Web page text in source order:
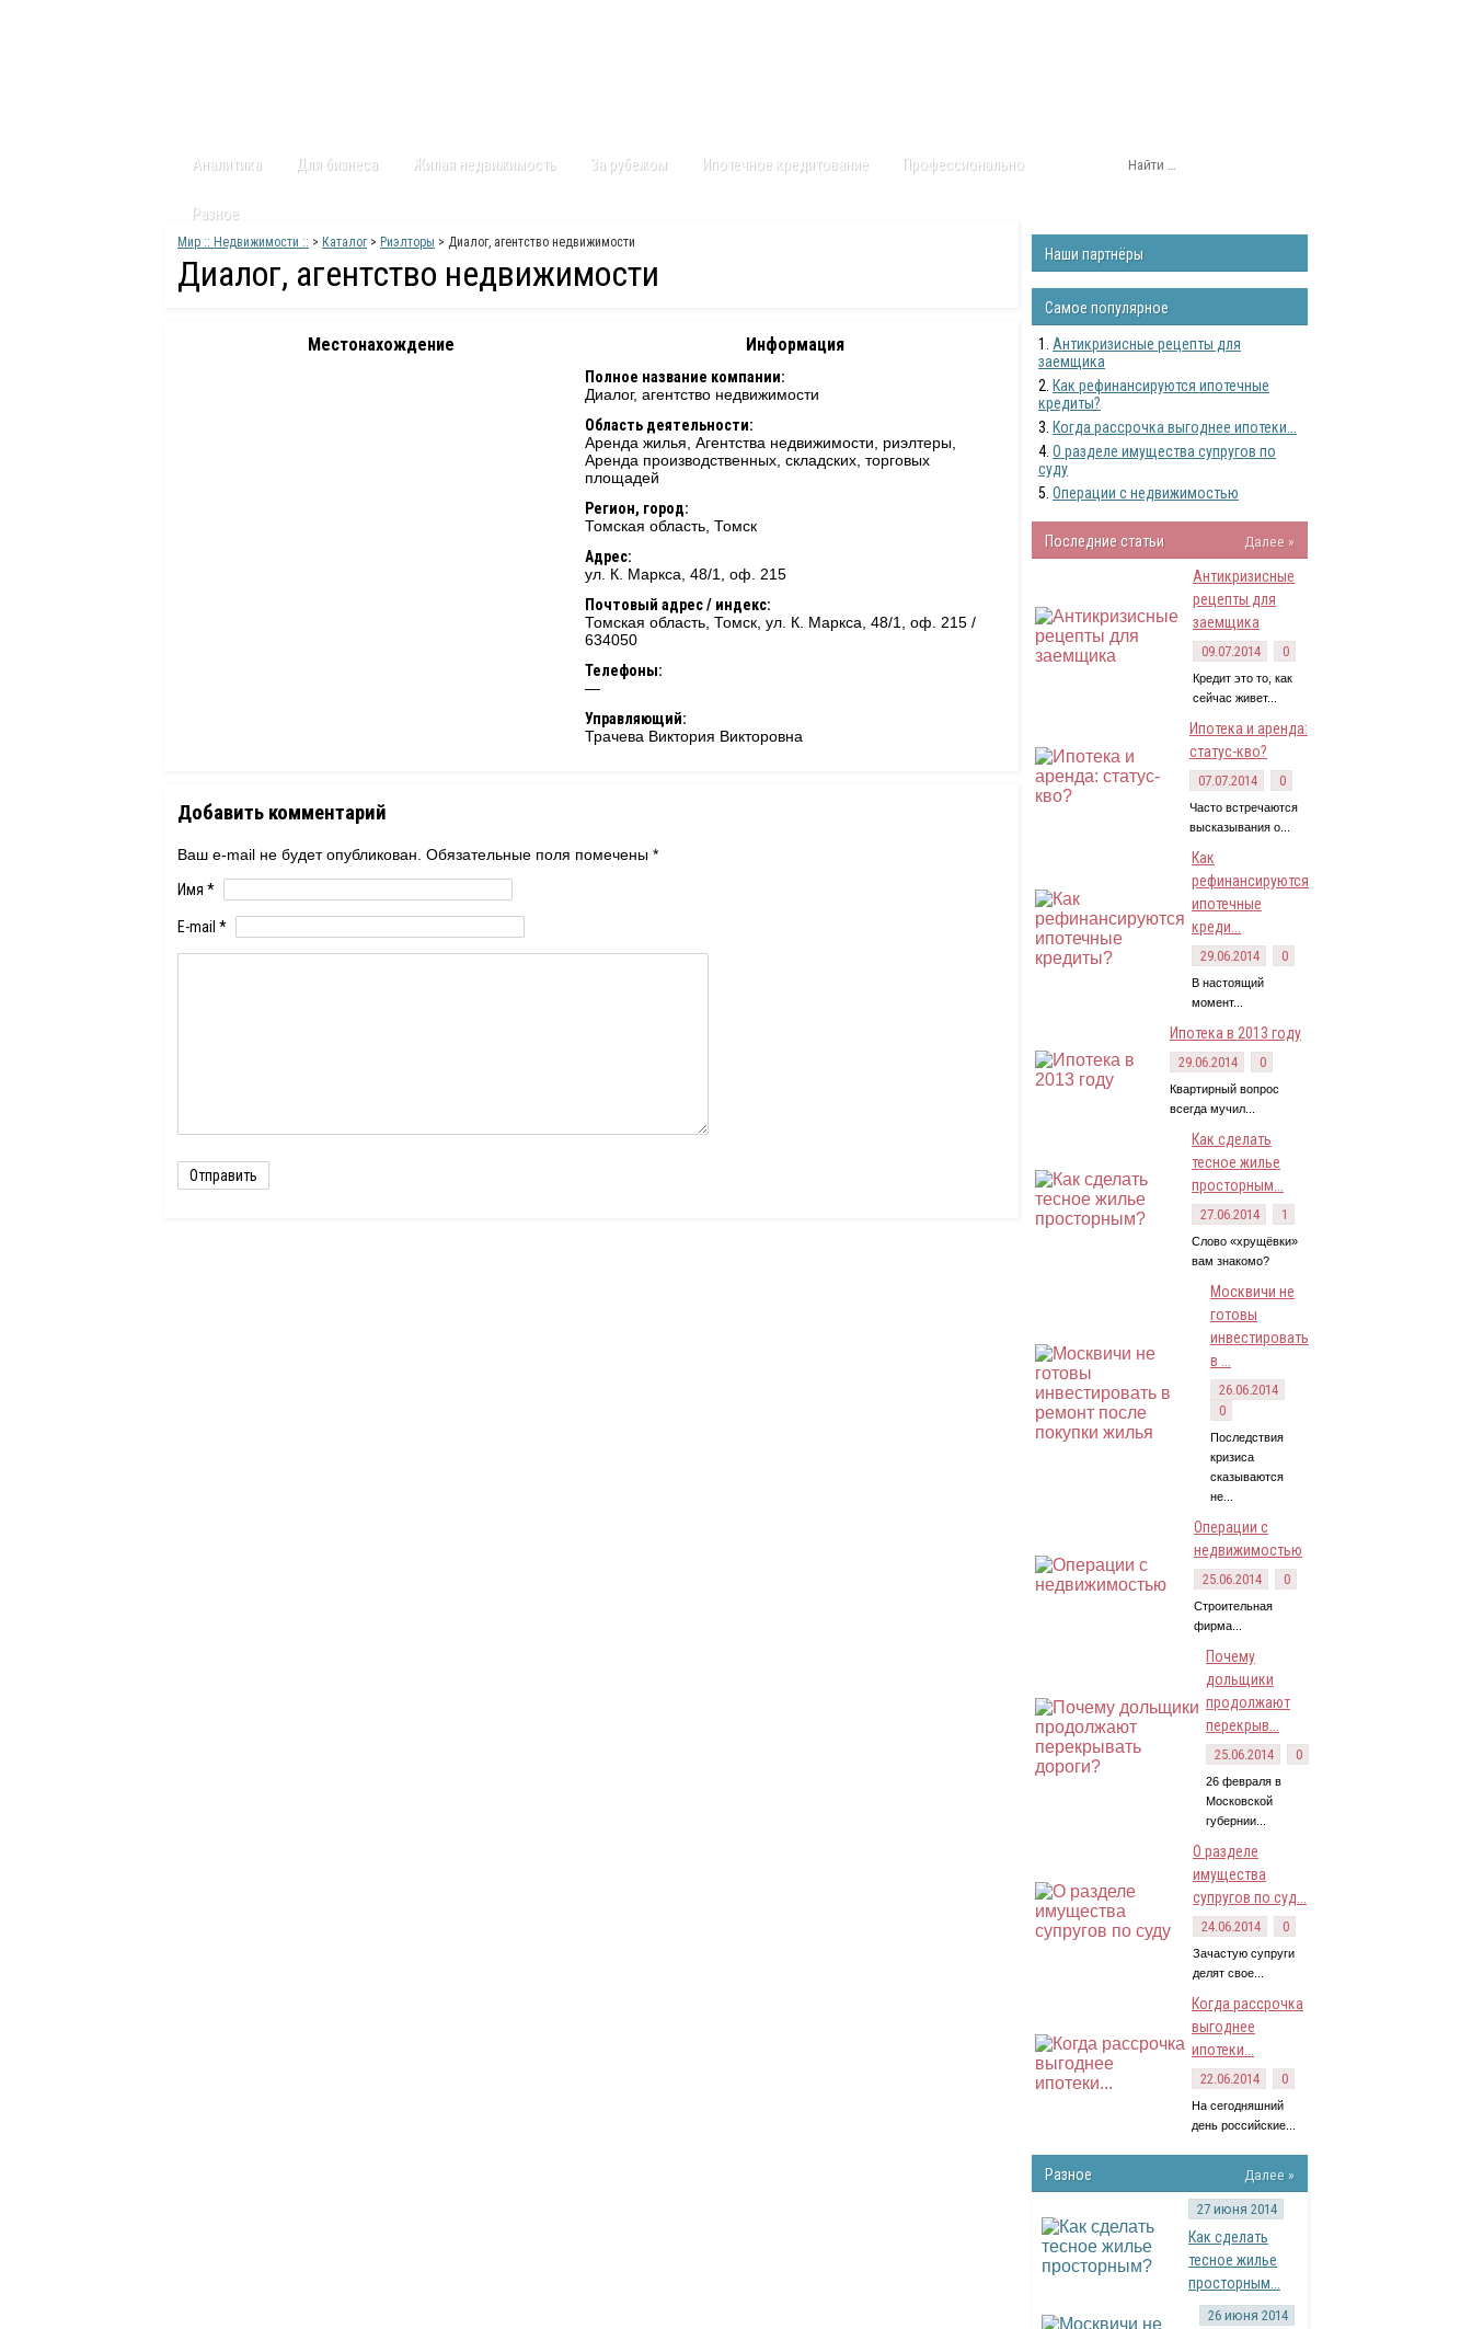
Аналитика Для бизнеса Жилая недвижимость За рубежом Ипотечное кредитование Профессионально
Разное
Мир :: Недвижимости :: > Каталог> Риэлторы > Диалог, агентство недвижимости
Диалог, агентство недвижимости
Местонахождение Информация
Полное название компании:
Диалог, агентство недвижимости
Область деятельности:
Аренда жилья, Агентства недвижимости, риэлтеры,
Аренда производственных, складских, торговых
площадей
Регион, город:
Томская область Томск
Адрес:
ул. К. Маркса, 48/1, оф. 215
Почтовый адрес / индекс:
Томская область, Томск, ул. К. Маркса, 48/1, оф. 215 /
634050
Телефоны:
—
Управляющий:
Трачева Виктория Викторовна
Добавить комментарий
Ваш e-mail не будет опубликован. Обязательные поля помечены *
Имя *
E-mail *
Наши партнёры
Самое популярное
Антикризисные рецепты для
заемщика
Как рефинансируются ипотечные
кредиты?
Когда рассрочка выгоднее ипотеки...
О разделе имущества супругов по
суду
Операции с недвижимостью
Последние статьи
Далее »
Антикризисные
рецепты для
заемщика
09.07.2014 0
Кредит это то, как
сейчас живет...
Ипотека и аренда:
статус-кво?
07.07.2014 0
Часто встречаются
высказывания о...
Как
рефинансируются
ипотечные
креди...
29.06.2014 0
В настоящий
момент...
Ипотека в 2013 году
29.06.2014 0
Квартирный вопрос
всегда мучил...
Как сделать
тесное жилье
просторным...
27.06.2014 1
Слово «хрущёвки»
вам знакомо?
Москвичи не
готовы
инвестировать
в ...
26.06.2014
0
Последствия
кризиса
сказываются
не...
Операции с
недвижимостью
25.06.2014 0
Строительная
фирма...
Почему
дольщики
продолжают
перекрыв...
25.06.2014 0
26 февраля в
Московской
губернии...
О разделе
имущества
супругов по суд...
24.06.2014 0
Зачастую супруги
делят свое...
Когда рассрочка
выгоднее
ипотеки...
22.06.2014 0
На сегодняшний
день российские...
Разное Далее »
27 июня 2014
Как сделать
тесное жилье
просторным...
26 июня 2014